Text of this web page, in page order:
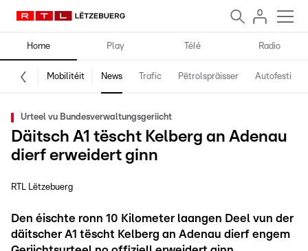
Home Play Télé Radio
Mobilitéit News Trafic Pëtrolspräisser Autofestival
Urteel vu Bundesverwaltungsgeriicht
Däitsch A1 tëscht Kelberg an Adenau
dierf erweidert ginn
RTL Lëtzebuerg
Den éischte ronn 10 Kilometer laangen Deel vun der
däitscher A1 tëscht Kelberg an Adenau dierf engem